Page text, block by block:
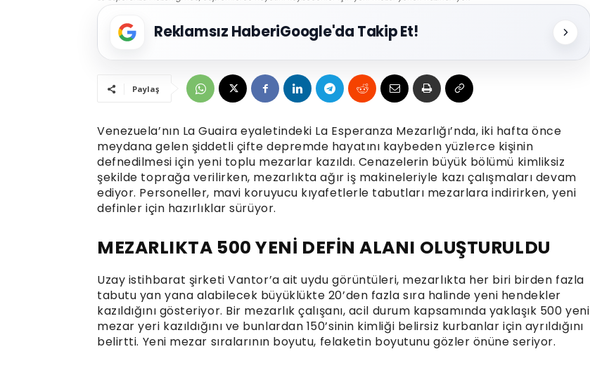
Reklamsız HaberiGoogle'da Takip Et!
Paylaş
Venezuela’nın La Guaira eyaletindeki La Esperanza Mezarlığı’nda, iki hafta önce
meydana gelen şiddetli çifte depremde hayatını kaybeden yüzlerce kişinin
defnedilmesi için yeni toplu mezarlar kazıldı. Cenazelerin büyük bölümü kimliksiz
şekilde toprağa verilirken, mezarlıkta ağır iş makineleriyle kazı çalışmaları devam
ediyor. Personeller, mavi koruyucu kıyafetlerle tabutları mezarlara indirirken, yeni
definler için hazırlıklar sürüyor.
MEZARLIKTA 500 YENİ DEFİN ALANI OLUŞTURULDU
Uzay istihbarat şirketi Vantor’a ait uydu görüntüleri, mezarlıkta her biri birden fazla
tabutu yan yana alabilecek büyüklükte 20’den fazla sıra halinde yeni hendekler
kazıldığını gösteriyor. Bir mezarlık çalışanı, acil durum kapsamında yaklaşık 500 yeni
mezar yeri kazıldığını ve bunlardan 150’sinin kimliği belirsiz kurbanlar için ayrıldığını
belirtti. Yeni mezar sıralarının boyutu, felaketin boyutunu gözler önüne seriyor.